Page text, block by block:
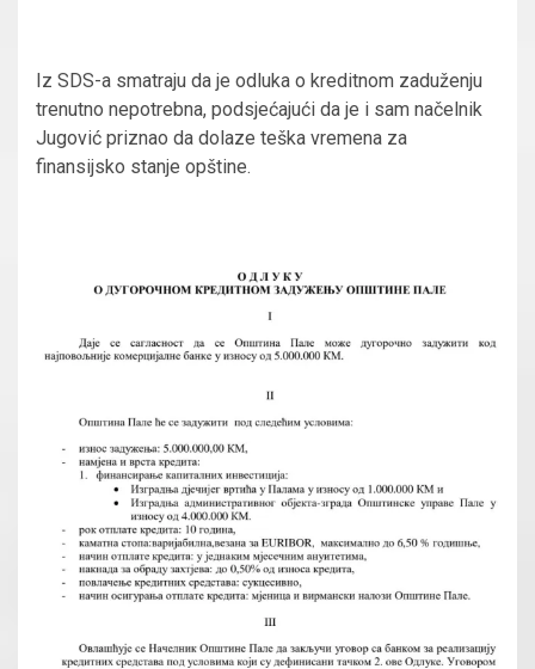
Iz SDS-a smatraju da je odluka o kreditnom zaduženju
trenutno nepotrebna, podsjećajući da je i sam načelnik
Jugović priznao da dolaze teška vremena za
finansijsko stanje opštine.